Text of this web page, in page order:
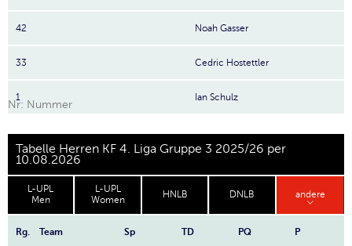
42 Noah Gasser
33 Cedric Hostettler
1 Ian Schulz
Nr: Nummer
Tabelle Herren KF 4. Liga Gruppe 3 2025/26 per
10.08.2026
L-UPL
Men
L-UPL
Women
HNLB DNLB andere
Rg. Team Sp TD PQ P